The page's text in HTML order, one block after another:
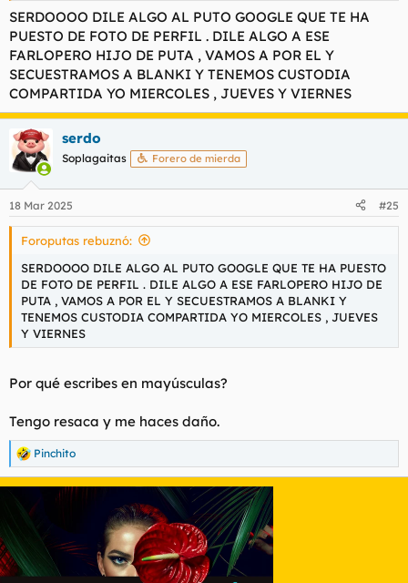
SERDOOOO DILE ALGO AL PUTO GOOGLE QUE TE HA
PUESTO DE FOTO DE PERFIL . DILE ALGO A ESE
FARLOPERO HIJO DE PUTA , VAMOS A POR EL Y
SECUESTRAMOS A BLANKI Y TENEMOS CUSTODIA
COMPARTIDA YO MIERCOLES , JUEVES Y VIERNES
serdo
Soplagaitas Forero de mierda
18 Mar 2025 #25
Foroputas rebuznó:
SERDOOOO DILE ALGO AL PUTO GOOGLE QUE TE HA PUESTO
DE FOTO DE PERFIL . DILE ALGO A ESE FARLOPERO HIJO DE
PUTA , VAMOS A POR EL Y SECUESTRAMOS A BLANKI Y
TENEMOS CUSTODIA COMPARTIDA YO MIERCOLES , JUEVES
Y VIERNES
Por qué escribes en mayúsculas?
Tengo resaca y me haces daño.
R
e
a
o
n
e
Pinchito